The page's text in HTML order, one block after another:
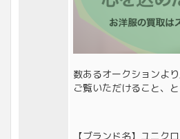
数あるオークションよ
ご覧いただけること、
【ブランド名】ユニクロ